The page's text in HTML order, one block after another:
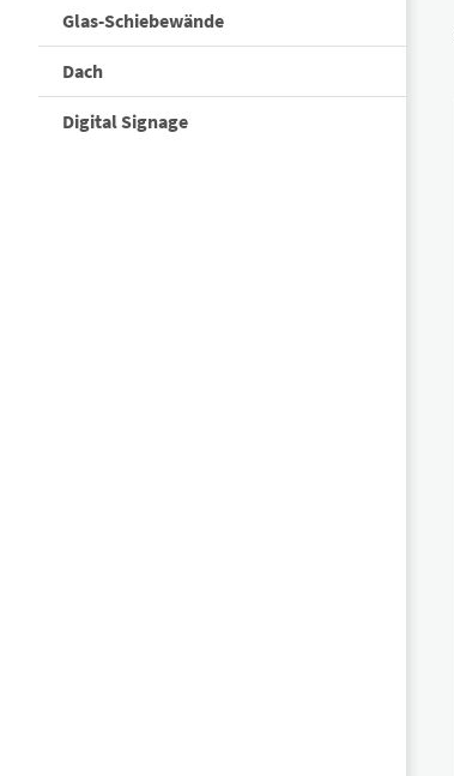
Glas-Schiebewände
Dach
Digital Signage